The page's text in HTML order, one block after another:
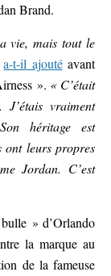
Brand.
vie, mais tout le
a-t-il ajoutéavant
». « C’était
vraiment
héritage est
ont leurs propres
Jordan. C’est
» d’Orlando
la marque au
de la fameuse